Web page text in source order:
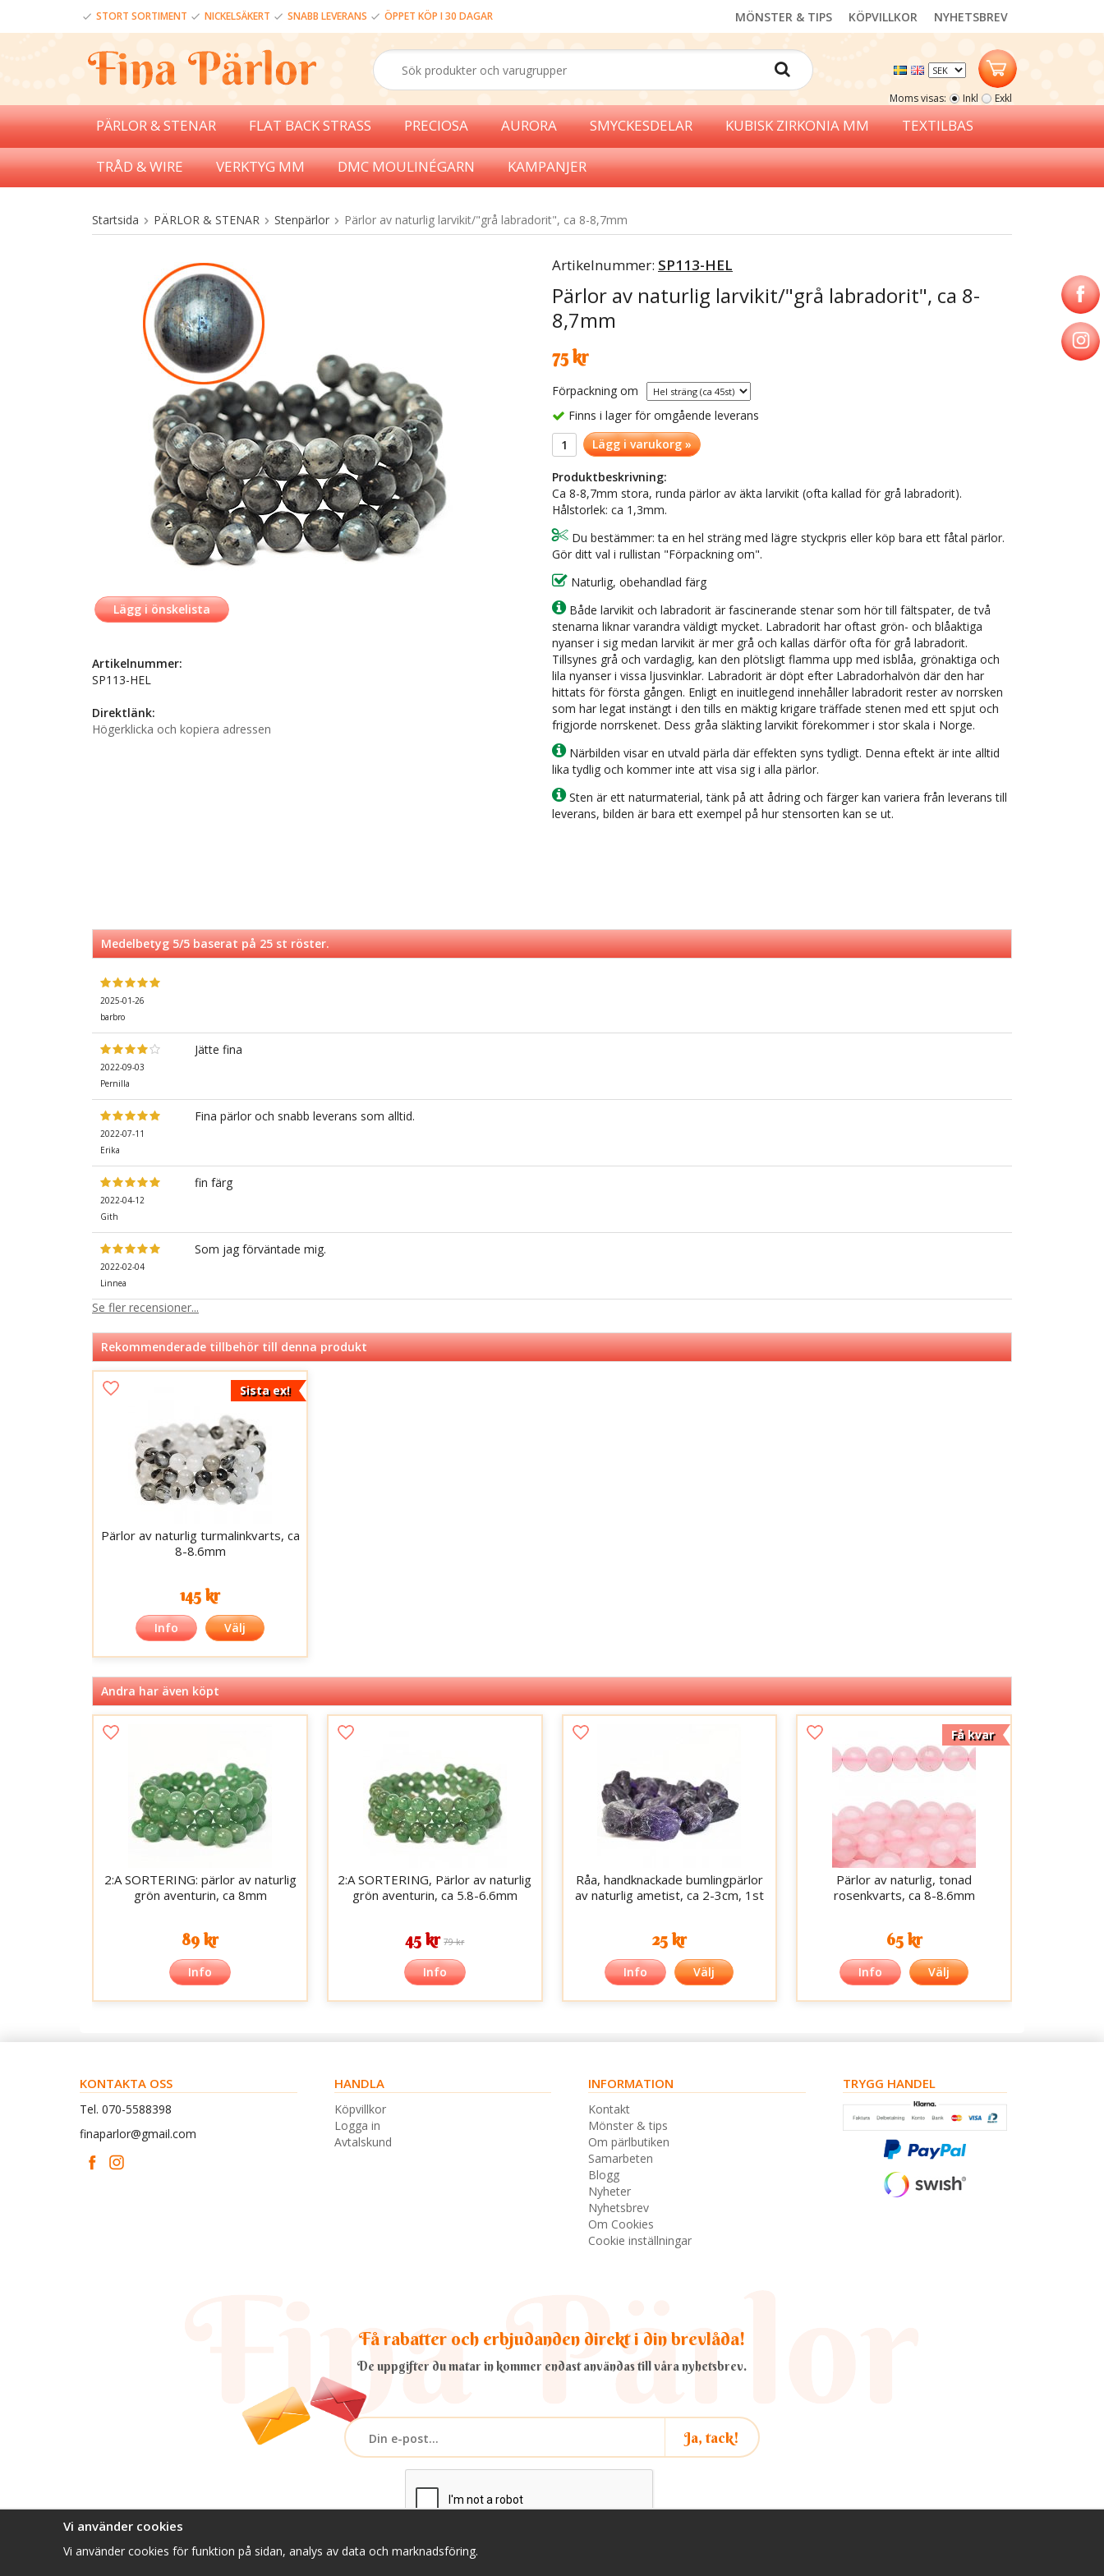
STORT SORTIMENT NICKELSÄKERT SNABB LEVERANS ÖPPET KÖP I 30 DAGAR NYHETSBREV
KÖPVILLKOR
MÖNSTER & TIPS
Moms visas: Inkl Exkl
PÄRLOR & STENAR FLAT BACK STRASS PRECIOSA AURORA SMYCKESDELAR KUBISK ZIRKONIA MM TEXTILBAS
TRÅD & WIRE VERKTYG MM DMC MOULINÉGARN KAMPANJER
Startsida PÄRLOR & STENAR Stenpärlor Pärlor av naturlig larvikit/"grå labradorit", ca 8-8,7mm
Artikelnummer: SP113-HEL
Pärlor av naturlig larvikit/"grå labradorit", ca 8-
8,7mm
75 kr
Förpackning om
Finns i lager för omgående leverans
Lägg i varukorg »
Produktbeskrivning:
Ca 8-8,7mm stora, runda pärlor av äkta larvikit (ofta kallad för grå labradorit).
Hålstorlek: ca 1,3mm.
Du bestämmer: ta en hel sträng med lägre styckpris eller köp bara ett fåtal pärlor.
Gör ditt val i rullistan "Förpackning om".
Naturlig, obehandlad färg
Både larvikit och labradorit är fascinerande stenar som hör till fältspater, de två
stenarna liknar varandra väldigt mycket. Labradorit har oftast grön- och blåaktiga
nyanser i sig medan larvikit är mer grå och kallas därför ofta för grå labradorit.
Tillsynes grå och vardaglig, kan den plötsligt flamma upp med isblåa, grönaktiga och
lila nyanser i vissa ljusvinklar. Labradorit är döpt efter Labradorhalvön där den har
hittats för första gången. Enligt en inuitlegend innehåller labradorit rester av norrsken
som har legat instängt i den tills en mäktig krigare träffade stenen med ett spjut och
frigjorde norrskenet. Dess gråa släkting larvikit förekommer i stor skala i Norge.
Närbilden visar en utvald pärla där effekten syns tydligt. Denna eftekt är inte alltid
lika tydlig och kommer inte att visa sig i alla pärlor.
Sten är ett naturmaterial, tänk på att ådring och färger kan variera från leverans till
leverans, bilden är bara ett exempel på hur stensorten kan se ut.
Lägg i önskelista
Artikelnummer:
SP113-HEL
Direktlänk:
Högerklicka och kopiera adressen
Medelbetyg5/5 baserat på25st röster.
2025-01-26
barbro
2022-09-03
Pernilla
Jätte fina
2022-07-11
Erika
Fina pärlor och snabb leverans som alltid.
2022-04-12
Gith
fin färg
2022-02-04
Linnea
Som jag förväntade mig.
Se fler recensioner...
Rekommenderade tillbehör till denna produkt
Sista ex!
Pärlor av naturlig turmalinkvarts, ca
8-8.6mm
145 kr
Info Välj
Andra har även köpt
2:A SORTERING: pärlor av naturlig
grön aventurin, ca 8mm
89 kr
Info
2:A SORTERING, Pärlor av naturlig
grön aventurin, ca 5.8-6.6mm
45 kr 79 kr
Info
Råa, handknackade bumlingpärlor
av naturlig ametist, ca 2-3cm, 1st
25 kr
Info Välj
Få kvar
Pärlor av naturlig, tonad
rosenkvarts, ca 8-8.6mm
65 kr
Info Välj
KONTAKTA OSS
Tel. 070-5588398
finaparlor@gmail.com
HANDLA
Köpvillkor
Logga in
Avtalskund
INFORMATION
Kontakt
Mönster & tips
Om pärlbutiken
Samarbeten
Blogg
Nyheter
Nyhetsbrev
Om Cookies
Cookie inställningar
TRYGG HANDEL
Få rabatter och erbjudanden direkt i din brevlåda!
De uppgifter du matar in kommer endast användas till våra nyhetsbrev.
Ja, tack!
Vi använder cookies
Vi använder cookies för funktion på sidan, analys av data och marknadsföring.